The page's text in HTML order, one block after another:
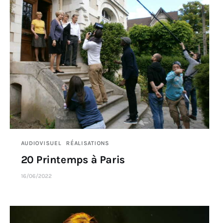
AUDIOVISUEL RÉALISATIONS
20 Printemps à Paris
16/06/2022